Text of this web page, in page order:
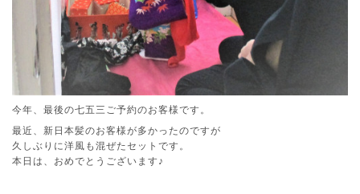
今年、最後の七五三ご予約のお客様です。
最近、新日本髪のお客様が多かったのですが
久しぶりに洋風も混ぜたセットです。
本日は、おめでとうございます♪